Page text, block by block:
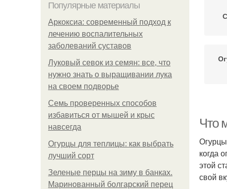
Популярные материалы
Аркоксиа: современный подход к
лечению воспалительных
заболеваний суставов
Луковый севок из семян: все, что
нужно знать о выращивании лука
на своем подворье
Семь проверенных способов
избавиться от мышей и крыс
навсегда
Огурцы для теплицы: как выбрать
лучший сорт
Зеленые перцы на зиму в банках.
Маринованный болгарский перец
Что
когда
этой
свой